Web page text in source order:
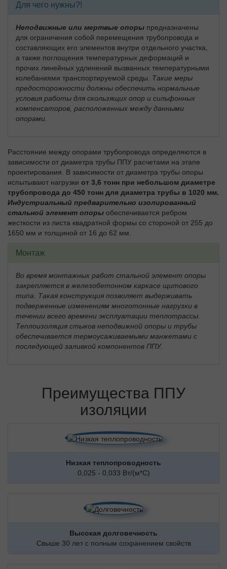
Для чего нужны?!
Неподвижные или мертвые опоры предназначены
для ограничения собой перемещения трубопровода и
составляющих его элементов внутри отдельного участка,
а также поглощения температурных деформаций и
прочих линейных удлинений вызванных температурными
колебаниями транспортируемой среды. Такие меры
предосторожности должны обеспечить нормальные
условия работы для скользящих опор и сильфонных
компенсаторов, расположенных между данными
опорами.
Расстояние между опорами трубопровода определяются в
зависимости от диаметра трубы ППУ расчетами на этапе
проектирования. В зависимости от диаметра трубы опоры
испытывают нагрузки от 3,6 тонн при небольшом диаметре
трубопровода до 450 тонн для диаметра трубы в 1020 мм.
Индустриальный предварительно изолированный
стальной элемент опоры обеспечивается ребром
жесткости из листа квадратной формы со стороной от 255 до
1650 мм и толщиной от 16 до 62 мм.
Монтаж
Во время монтажных работ стальной элемент опоры
закрепляется в железобетонном каркасе щитового
типа. Такая конструкция позволяет выдерживать
подверженные изменениям многотонные нагрузки в
течении всего времени эксплуатации теплотрассы.
Теплоизоляция стыков неподвижной опоры и трубы
обеспечивается термоусаживаемыми манжетами с
последующей заливкой компонентов ППУ.
Преимущества ППУ
изоляции
Низкая теплопроводность
0,025 - 0,033 Вт/(м*С)
Высокая долговечность
Свыше 30 лет с полным сохранением свойств